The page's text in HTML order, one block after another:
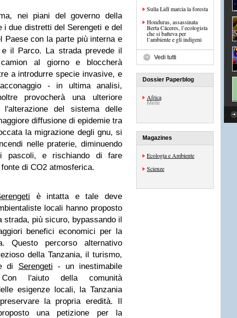
nei piani del governo della
i due distretti del Serengeti e del
Paese con la parte più interna e
il Parco. La strada prevede il
al giorno e bloccherà
a introdurre specie invasive, e
- in ultima analisi,
provocherà una ulteriore
l'alterazione del sistema delle
diffusione di epidemie tra
la migrazione degli gnu, si
nelle praterie, diminuendo
pascoli, e rischiando di fare
di CO2 atmosferica.
è intatta e tale deve
locali hanno proposto
strada, più sicuro, bypassando il
benefici economici per la
Questo percorso alternativo
della Tanzania, il turismo,
di Serengeti - un inestimabile
Con l'aiuto della comunità
esigenze locali, la Tanzania
la propria eredità. Il
una petizione per la
Sulla Lidl marcia la foresta
Honduras, assassinata
Berta Cáceres, l’ecologista
che si batteva per
l’ambiente e gli indigeni
Vedi tutti
Dossier Paperblog
Africa
Mete
Magazines
Ecologia e Ambiente
Scienze